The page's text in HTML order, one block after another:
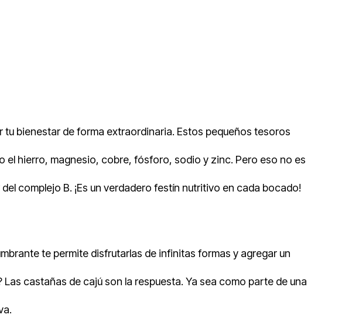
bienestar de forma extraordinaria. Estos pequeños tesoros
el hierro, magnesio, cobre, fósforo, sodio y zinc. Pero eso no es
complejo B. ¡Es un verdadero festín nutritivo en cada bocado!
te permite disfrutarlas de infinitas formas y agregar un
castañas de cajú son la respuesta. Ya sea como parte de una